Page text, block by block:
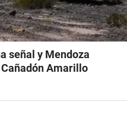
señal y Mendoza
Amarillo